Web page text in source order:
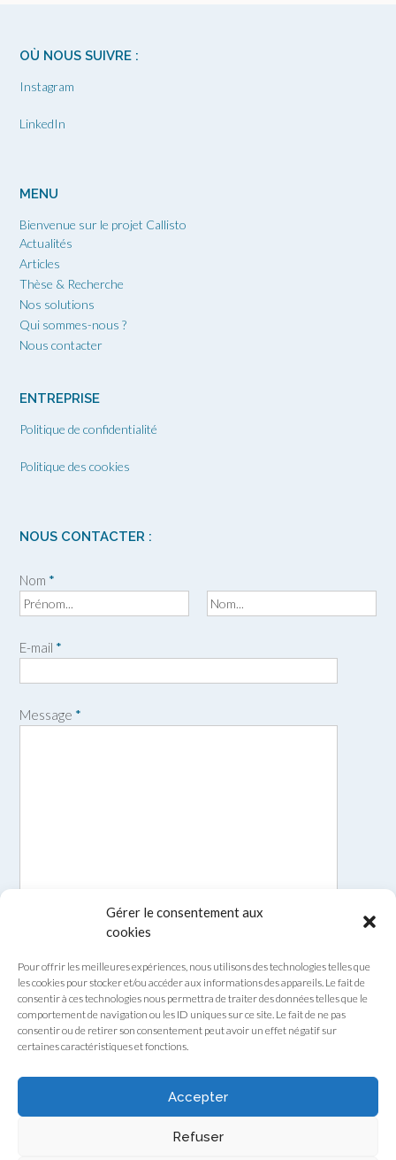
Gérer le consentement aux
cookies
Pour offrir les meilleures expériences, nous utilisons des technologies telles que
les cookies pour stocker et/ou accéder aux informations des appareils. Le fait de
consentir à ces technologies nous permettra de traiter des données telles que le
comportement de navigation ou les ID uniques sur ce site. Le fait de ne pas
consentir ou de retirer son consentement peut avoir un effet négatif sur
certaines caractéristiques et fonctions.
Accepter
Refuser
OÙ NOUS SUIVRE :
Instagram
LinkedIn
MENU
Bienvenue sur le projet Callisto
Actualités
Articles
Thèse & Recherche
Nos solutions
Qui sommes-nous ?
Nous contacter
ENTREPRISE
Politique de confidentialité
Politique des cookies
NOUS CONTACTER :
Nom *
é
o
E-mail *
Message *